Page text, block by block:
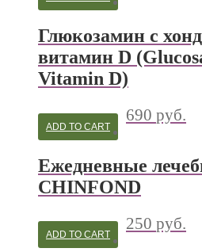
Глюкозамин с
витамин D
Vitamin D)
690 руб.
ADD TO CART
Ежедневные
CHINFOND
250 руб.
ADD TO CART